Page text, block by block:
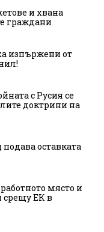
и хвана
граждани
изпържени от
с Русия се
доктрини на
оставката
място и
срещу ЕК в